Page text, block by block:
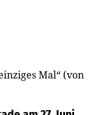
Mal“ (von